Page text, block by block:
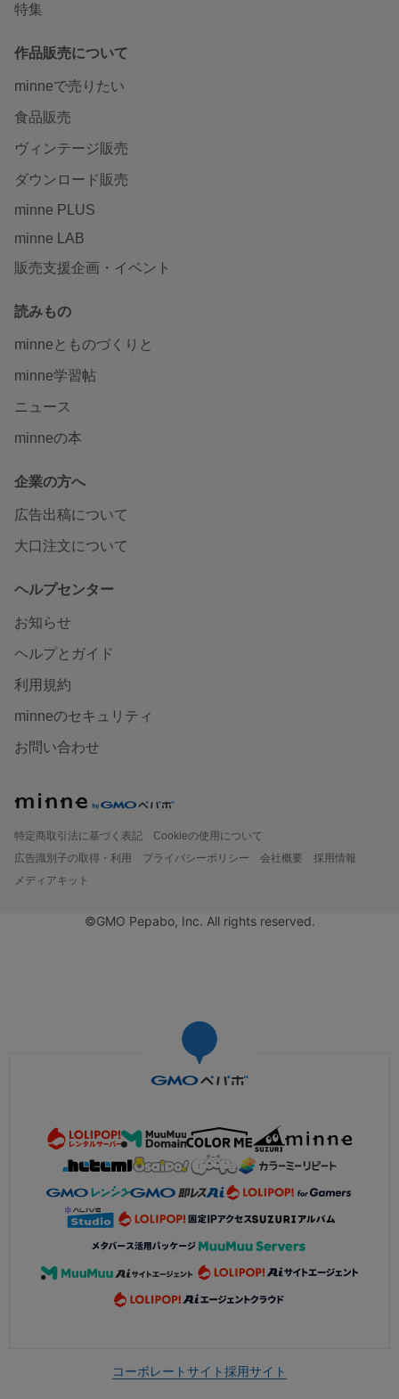
特集
作品販売について
minneで売りたい
食品販売
ヴィンテージ販売
ダウンロード販売
minne PLUS
minne LAB
販売支援企画・イベント
読みもの
minneとものづくりと
minne学習帖
ニュース
minneの本
企業の方へ
広告出稿について
大口注文について
ヘルプセンター
お知らせ
ヘルプとガイド
利用規約
minneのセキュリティ
お問い合わせ
特定商取引法に基づく表記
Cookieの使用について
広告識別子の取得・利用
プライバシーポリシー 会社概要
採用情報
メディアキット
©GMO Pepabo, Inc. All rights reserved.
コーポレートサイト採用サイト